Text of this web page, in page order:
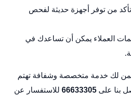
من توفر أجهزة حديثة لفحص
العملاء يمكن أن تساعدك في
لك خدمة متخصصة وشفافة تهتم
بنا على 66633305للاستفسار عن